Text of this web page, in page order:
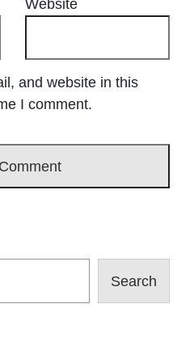
Website
and website in this
I comment.
Search